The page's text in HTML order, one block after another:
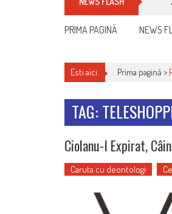
PRIMA PAGINĂ NEWS
Esti aici: Prima pagină >
TAG:
Ciolanu-I Expirat,
Caruta cu deontologi